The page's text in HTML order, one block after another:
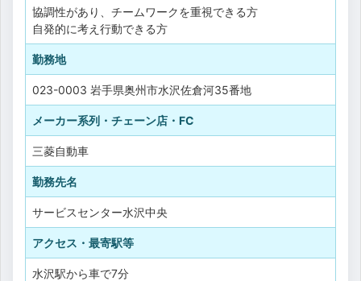
協調性があり、チームワークを重視できる方
自発的に考え行動できる方
勤務地
023-0003 岩手県奥州市水沢佐倉河35番地
メーカー系列・チェーン店・FC
三菱自動車
勤務先名
サービスセンター水沢中央
アクセス・最寄駅等
水沢駅から車で7分